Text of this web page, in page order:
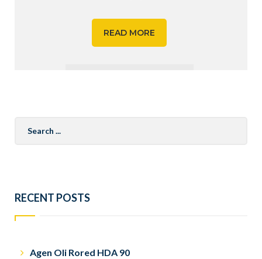
READ MORE
for:
RECENT POSTS
Agen Oli Rored HDA 90